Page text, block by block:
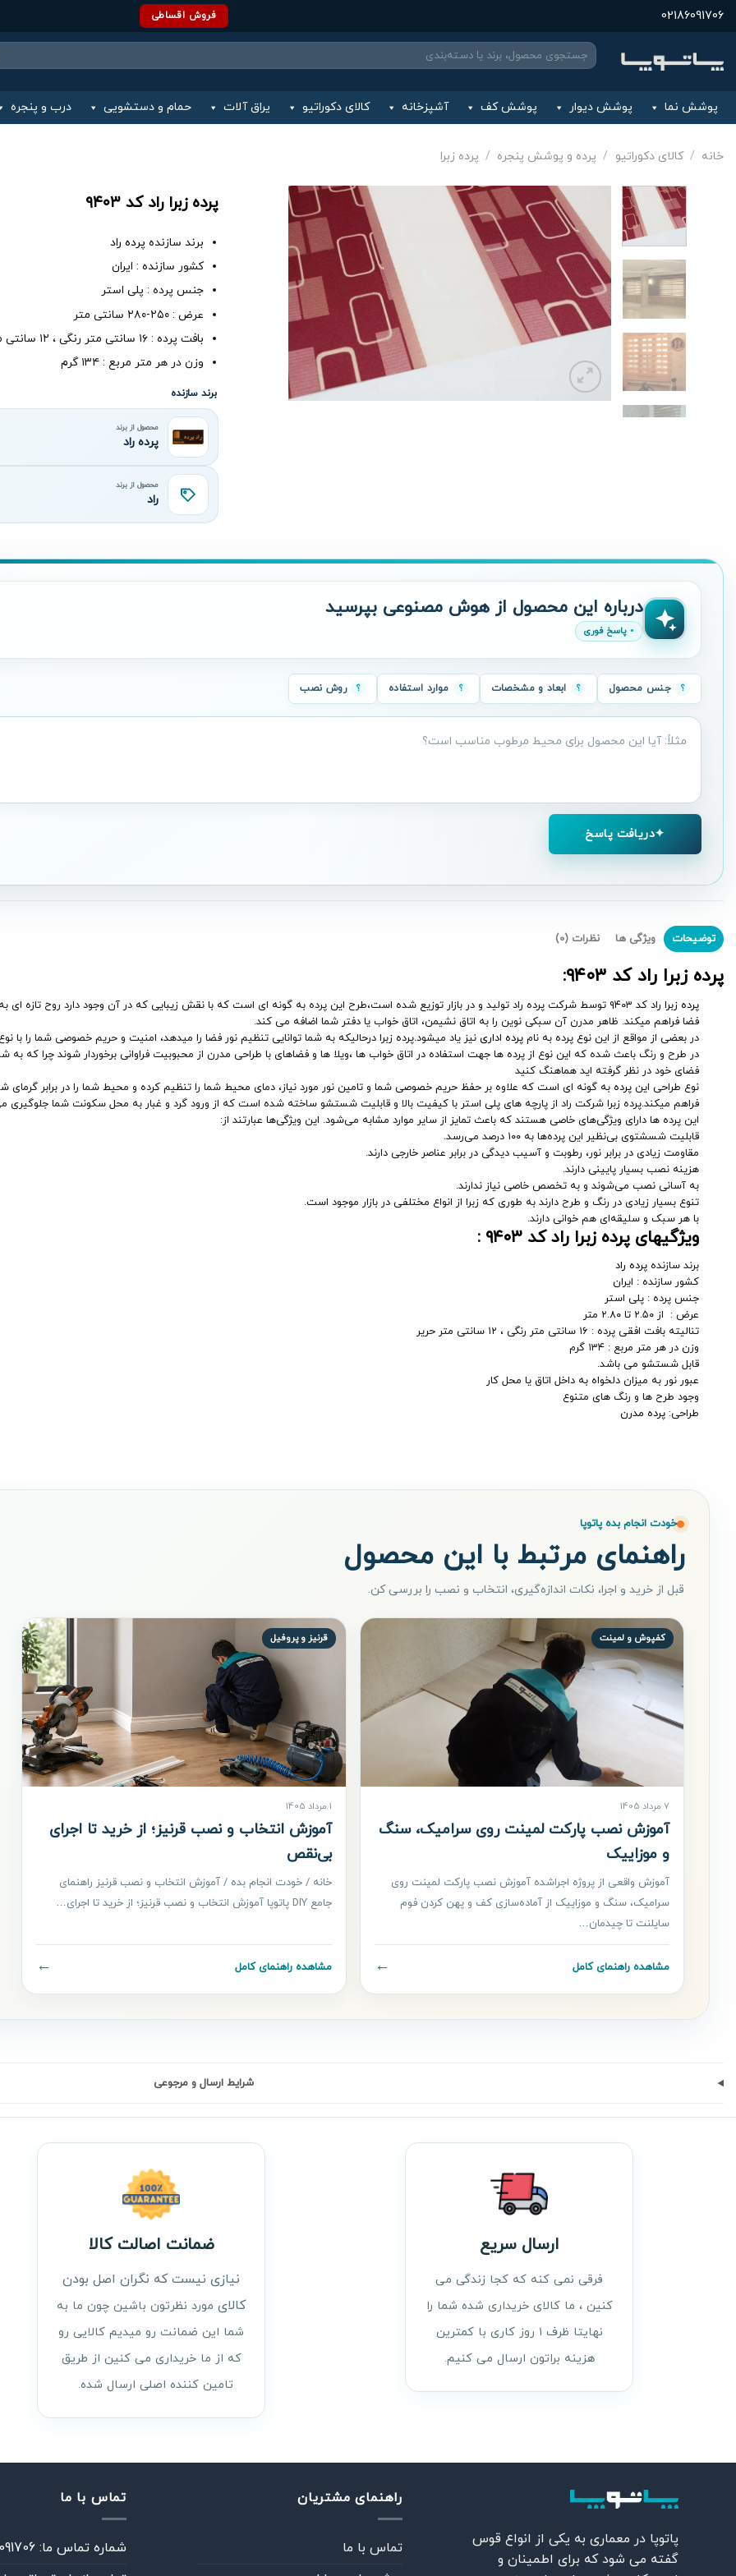
Skip
to
content
02186091706 فروش اقساطی
جستجو
برای:
پوشش نما پوشش دیوار پوشش کف آشپزخانه کالای دکوراتیو یراق آلات حمام و دستشویی درب و پنجره
خانه / کالای دکوراتیو / پرده و پوشش پنجره / پرده زبرا
پرده زبرا راد کد ۹۴۰۳
برند سازنده پرده راد
کشور سازنده : ایران
جنس پرده : پلی استر
عرض : ۲۵۰-۲۸۰ سانتی متر
بافت پرده : ۱۶ سانتی متر رنگی ، ۱۲ سانتی متر حریر
وزن در هر متر مربع : ۱۳۴ گرم
برند سازنده
محصول از برند
پرده راد
محصول از برند
راد
درباره این محصول از هوش مصنوعی بپرسید
پاسخ فوری
جنس محصول ابعاد و مشخصات موارد استفاده روش نصب
سؤال
درباره
دریافت پاسخ
توضیحات ویژگی ها نظرات (0)
پرده زبرا راد کد ۹۴۰۳:
پرده زبرا
راد کد ۹۴۰۳ توسط شرکت پرده راد تولید و در بازار توزیع شده است،طرح این پرده به گونه ای است که با نقش زیبایی که در آن وجود دارد روح
فضا فراهم میکند. ظاهر مدرن آن سبکی نوین را به اتاق نشیمن، اتاق خواب یا دفتر شما اضافه می کند.
در بعضی از مواقع از این نوع پرده به نام پرده اداری نیز یاد میشود.پرده زبرا درحالیکه به شما توانایی تنظیم نور فضا را میدهد، امنیت و حریم خصوصی شما را
در طرح و رنگ باعث شده که این نوع از پرده ها جهت استفاده در اتاق خواب ها ،ویلا ها و فضاهای با طراحی مدرن از محبوبیت فراوانی برخوردار شوند چرا که به
فضای خود در نظر گرفته اید هماهنگ کنید
نوع طراحی این پرده به گونه ای است که علاوه بر حفظ حریم خصوصی شما و تامین نور مورد نیاز، دمای محیط شما را تنظیم کرده و محیط شما را در برابر گرمای
فراهم میکند.پرده زبرا شرکت راد از پارچه های پلی استر با کیفیت بالا و قابلیت شستشو ساخته شده است که از ورود گرد و غبار به محل سکونت شما جلوگیری
این پرده ها دارای ویژگی‌های خاصی هستند که باعث تمایز از سایر موارد مشابه می‌شود. این ویژگی‌ها عبارتند از:
قابلیت شسشتوی بی‌نظیر این پرده‌ها به ۱۰۰ درصد می‌رسد.
مقاومت زیادی در برابر نور، رطوبت و آسیب دیدگی در برابر عناصر خارجی دارند.
هزینه نصب بسیار پایینی دارند.
به آسانی نصب می‌شوند و به تخصص خاصی نیاز ندارند.
تنوع بسیار زیادی در رنگ و طرح دارند به طوری که زبرا از انواع مختلفی در بازار موجود است.
با هر سبک و سلیقه‌ای هم خوانی دارند.
ویژگیهای پرده زبرا راد کد ۹۴۰۳ :
برند سازنده پرده راد
کشور سازنده : ایران
جنس پرده : پلی استر
عرض : از ۲.۵۰ تا ۲.۸۰ متر
تنالیته بافت افقی پرده : ۱۶ سانتی متر رنگی ، ۱۲ سانتی متر حریر
وزن در هر متر مربع : ۱۳۴ گرم
قابل شستشو می باشد.
عبور نور به میزان دلخواه به داخل اتاق یا محل کار
وجود طرح ها و رنگ های متنوع
طراحی: پرده مدرن
خودت انجام بده پاتوپا
راهنمای مرتبط با این محصول
قبل از خرید و اجرا، نکات اندازه‌گیری، انتخاب و نصب را بررسی کن.
کفپوش و لمینت
7 مرداد 1405
آموزش نصب پارکت لمینت روی سرامیک، سنگ
و موزاییک
آموزش واقعی از پروژه اجراشده آموزش نصب پارکت لمینت روی
سرامیک، سنگ و موزاییک از آماده‌سازی کف و پهن کردن فوم
سایلنت تا چیدمان…
مشاهده راهنمای کامل ←
قرنیز و پروفیل
1 مرداد 1405
آموزش انتخاب و نصب قرنیز؛ از خرید تا اجرای
بی‌نقص
خانه / خودت انجام بده / آموزش انتخاب و نصب قرنیز راهنمای
جامع DIY پاتوپا آموزش انتخاب و نصب قرنیز؛ از خرید تا اجرای…
مشاهده راهنمای کامل ←
شرایط ارسال و مرجوعی
ارسال سریع
فرقی نمی کنه که کجا زندگی می
کنین ، ما کالای خریداری شده شما را
نهایتا ظرف ۱ روز کاری با کمترین
هزینه براتون ارسال می کنیم.
ضمانت اصالت کالا
نیازی نیست که نگران اصل بودن
کالای مورد نظرتون باشین چون ما به
شما این ضمانت رو میدیم کالایی رو
که از ما خریداری می کنین از طریق
تامین کننده اصلی ارسال شده.
پاتوپا در معماری به یکی از انواع قوس
گفته می شود که برای اطمینان و
راهنمای مشتریان
تماس با ما
تماس با ما
شماره تماس ما: 02186091706